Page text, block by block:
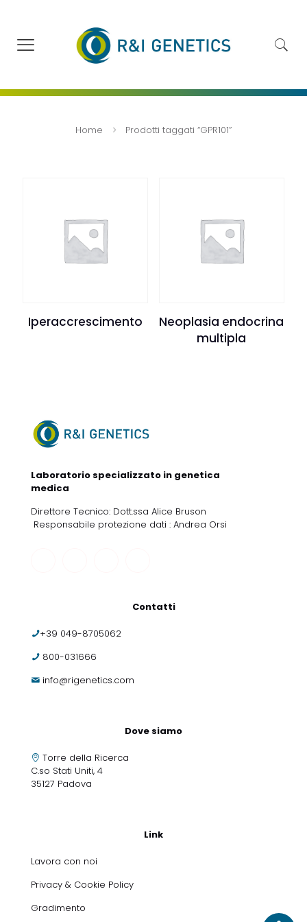
Home Prodotti taggati “GPR101”
Iperaccrescimento
Neoplasia endocrina
multipla
Laboratorio specializzato in genetica
medica
Direttore Tecnico: Dott.ssa Alice Bruson
Responsabile protezione dati : Andrea Orsi
Contatti
+39 049-8705062
800-031666
info@rigenetics.com
Dove siamo
Torre della Ricerca
C.so Stati Uniti, 4
35127 Padova
Link
Lavora con noi
Privacy & Cookie Policy
Gradimento